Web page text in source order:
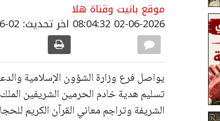
موقع بانيت وقناة هلا
02-06-2026 08:04:32 اخر تحديث: 02-06-2026 11:27:00
يواصل فرع وزارة الشؤون الإسلامية
تسليم هدية خادم الحرمين الشريفين
الشريفة وتراجم معاني القرآن الكريم